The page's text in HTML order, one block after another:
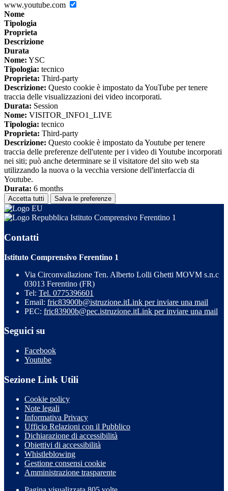
www.youtube.com
Nome
Tipologia
Proprieta
Descrizione
Durata
Nome: YSC
Tipologia: tecnico
Proprieta: Third-party
Descrizione: Questo cookie è impostato da YouTube per tenere
traccia delle visualizzazioni dei video incorporati.
Durata: Session
Nome: VISITOR_INFO1_LIVE
Tipologia: tecnico
Proprieta: Third-party
Descrizione: Questo cookie è impostato da Youtube per tenere
traccia delle preferenze dell'utente per i video di Youtube incorporati
nei siti; può anche determinare se il visitatore del sito web sta
utilizzando la nuova o la vecchia versione dell'interfaccia di
Youtube.
Durata: 6 months
Accetta tutti Salva le preferenze
Istituto Comprensivo Ferentino 1
Contatti
Istituto Comprensivo Ferentino 1
Via Circonvallazione Ten. Alberto Lolli Ghetti MOVM s.n.c
03013 Ferentino (FR)
Tel: Tel. 0775396601
Email: fric83900b@istruzione.itLink per inviare una mail
PEC: fric83900b@pec.istruzione.itLink per inviare una mail
Seguici su
Facebook
Youtube
Sezione Link Utili
Cookie policy
Note legali
Informativa Privacy
Ufficio Relazioni con il Pubblico
Dichiarazione di accessibilità
Obiettivi di accessibilità
Whistleblowing
Gestione consensi cookie
Amministrazione trasparente